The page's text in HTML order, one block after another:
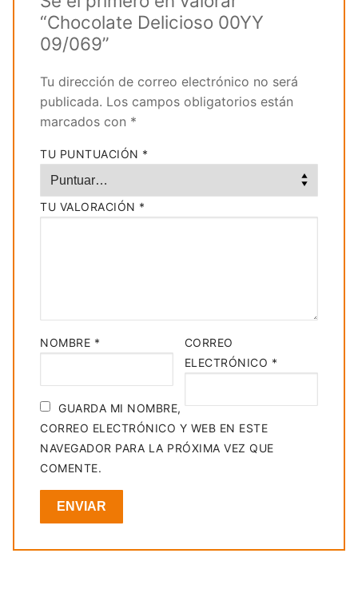
“Chocolate Delicioso 00YY
09/069”
Tu dirección de correo electrónico no será
publicada. Los campos obligatorios están
marcados con *
TU PUNTUACIÓN *
TU VALORACIÓN *
NOMBRE *
CORREO
ELECTRÓNICO *
GUARDA MI NOMBRE,
CORREO ELECTRÓNICO Y WEB EN ESTE
NAVEGADOR PARA LA PRÓXIMA VEZ QUE
COMENTE.